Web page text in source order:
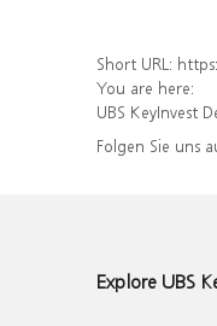
Short URL: https://
You are here:
UBS KeyInvest
Folgen Sie uns
Explore UBS